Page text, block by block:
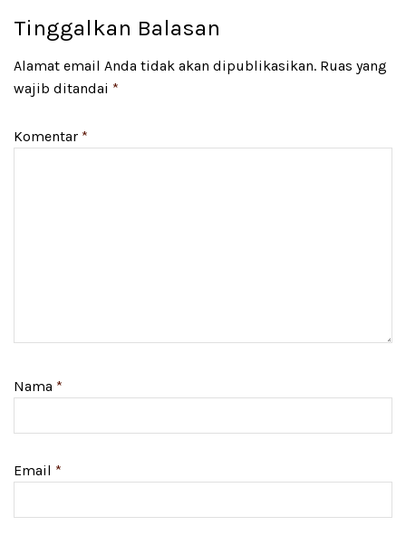
Tinggalkan Balasan
Alamat email Anda tidak akan dipublikasikan. Ruas yang
wajib ditandai *
Komentar *
Nama *
Email *